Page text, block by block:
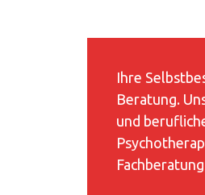
Ihre
Beratung.
und